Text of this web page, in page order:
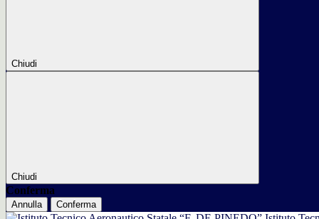
Chiudi
Chiudi
Conferma
Annulla Conferma